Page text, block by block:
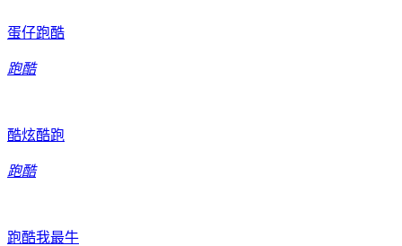
蛋仔跑酷
跑酷
酷炫酷跑
跑酷
跑酷我最牛